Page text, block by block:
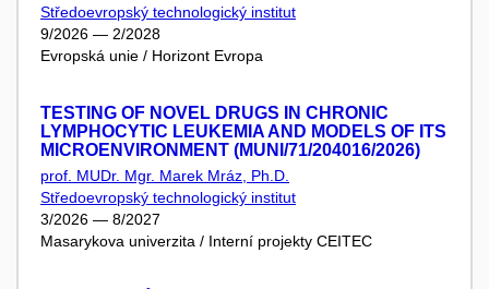
Středoevropský technologický institut
9/2026 — 2/2028
Evropská unie / Horizont Evropa
TESTING OF NOVEL DRUGS IN CHRONIC
LYMPHOCYTIC LEUKEMIA AND MODELS OF ITS
MICROENVIRONMENT (MUNI/71/204016/2026)
prof. MUDr. Mgr. Marek Mráz, Ph.D.
Středoevropský technologický institut
3/2026 — 8/2027
Masarykova univerzita / Interní projekty CEITEC